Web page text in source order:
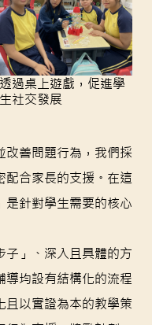
透過桌上遊戲，促進學
生社交發展
改善問題行為，我們採
配合家長的支援。在這
是針對學生需要的核心
子」、深入且具體的方
導均設有結構化的流程
且以實證為本的教學策